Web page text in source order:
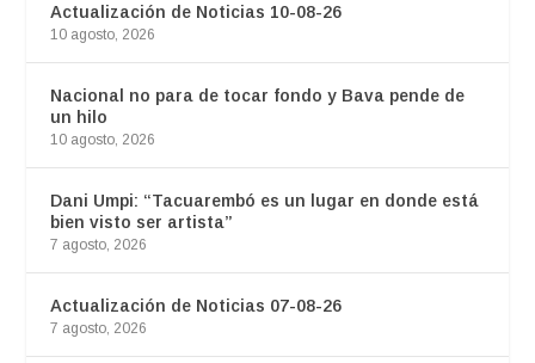
Actualización de Noticias 10-08-26
10 agosto, 2026
Nacional no para de tocar fondo y Bava pende de
un hilo
10 agosto, 2026
Dani Umpi: “Tacuarembó es un lugar en donde está
bien visto ser artista”
7 agosto, 2026
Actualización de Noticias 07-08-26
7 agosto, 2026